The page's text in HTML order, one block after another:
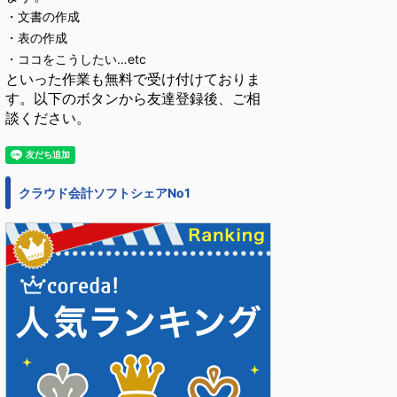
・文書の作成
・表の作成
・ココをこうしたい…etc
といった作業も無料で受け付けておりま
す。以下のボタンから友達登録後、ご相
談ください。
クラウド会計ソフトシェアNo1